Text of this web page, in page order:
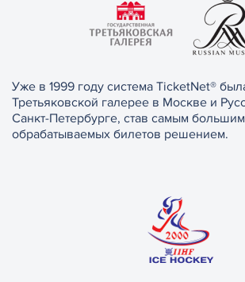
Уже в 1999 году система TicketNet®
Третьяковской галерее в Москве и
Санкт-Петербурге, став самым
обрабатываемых билетов решением.